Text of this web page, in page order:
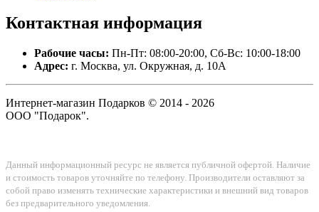
Контактная информация
Рабочие часы: Пн-Пт: 08:00-20:00, Сб-Вс: 10:00-18:00
Адрес: г. Москва, ул. Окружная, д. 10А
Интернет-магазин Подарков © 2014 - 2026
ООО "Подарок".
Данный информационный ресурс не является публичной офертой. Наличие
и стоимость товаров уточняйте по телефону. Производители оставляют за
собой право изменять технические характеристики и внешний вид товаров
без предварительного уведомления.